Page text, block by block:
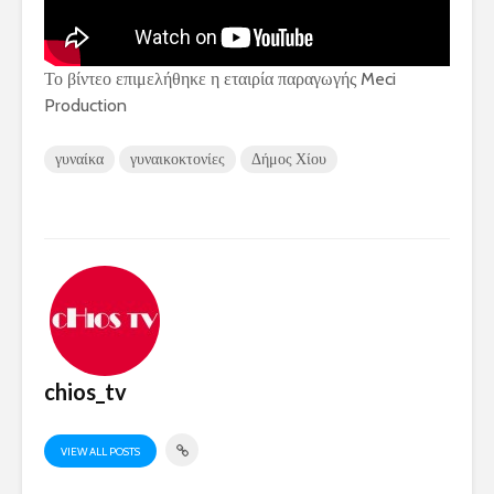
Το βίντεο επιμελήθηκε η εταιρία παραγωγής Meci
Production
γυναίκα γυναικοκτονίες Δήμος Χίου
chios_tv
VIEW ALL POSTS